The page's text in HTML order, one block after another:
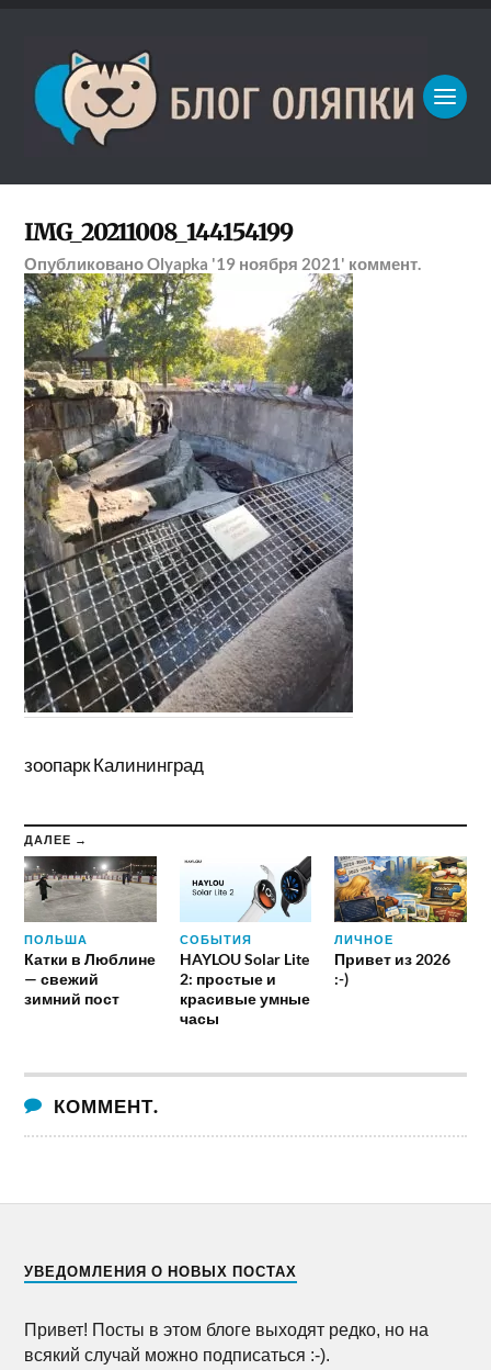
IMG_20211008_144154199
ОпубликованоOlyapka '19 ноября 2021' коммент.
зоопарк Калининград
ДАЛЕЕ →
ПОЛЬША
Катки в Люблине
— свежий
зимний пост
СОБЫТИЯ
HAYLOU Solar Lite
2: простые и
красивые умные
часы
ЛИЧНОЕ
Привет из 2026
:-)
КОММЕНТ.
УВЕДОМЛЕНИЯ О НОВЫХ ПОСТАХ
Привет! Посты в этом блоге выходят редко, но на
всякий случай можно подписаться :-).